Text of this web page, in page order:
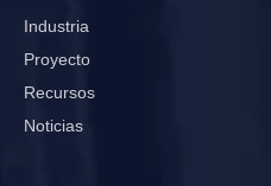
Industria
Proyecto
Recursos
Noticias